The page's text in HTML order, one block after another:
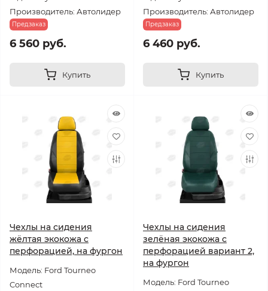
Производитель: Автолидер
Предзаказ
6 560 руб.
Купить
Производитель: Автолидер
Предзаказ
6 460 руб.
Купить
Чехлы на сидения
жёлтая экокожа с
перфорацией, на фургон
Модель: Ford Tourneo
Connect
Чехлы на сидения
зелёная экокожа с
перфорацией вариант 2,
на фургон
Модель: Ford Tourneo